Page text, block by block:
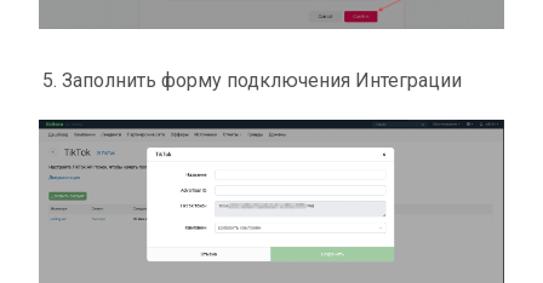
Заполнить форму подключения Интеграции